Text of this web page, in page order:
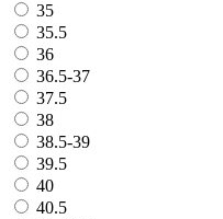
35
35.5
36
36.5-37
37.5
38
38.5-39
39.5
40
40.5